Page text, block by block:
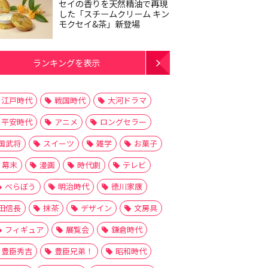
セイの香りを天然精油で再現
した「スチームクリーム キン
モクセイ&茶」新登場
ランキングを表示
江戸時代 戦国時代
大河ドラマ
平安時代
アニメ
ロングセラー
武将
スイーツ 雑学
お菓子
幕末
漫画 時代劇
テレビ
べらぼう
明治時代
徳川家康
信長
抹茶 デザイン
文房具
フィギュア
展覧会
鎌倉時代
豊臣秀吉
豊臣兄弟！
昭和時代